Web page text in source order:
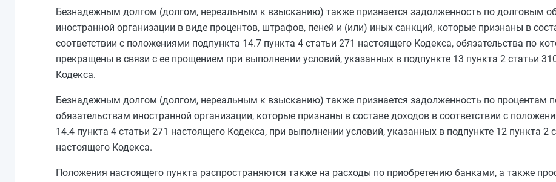
Безнадежным долгом (долгом, нереальным к взысканию) также признается задолженность по долговым
иностранной организации в виде процентов, штрафов, пеней и (или) иных санкций, которые признаны в
соответствии с положениями подпункта 14.7 пункта 4 статьи 271 настоящего Кодекса, обязательства по
прекращены в связи с ее прощением при выполнении условий, указанных в подпункте 13 пункта 2 статьи
Кодекса.
Безнадежным долгом (долгом, нереальным к взысканию) также признается задолженность по процентам
обязательствам иностранной организации, которые признаны в составе доходов в соответствии с
14.4 пункта 4 статьи 271 настоящего Кодекса, при выполнении условий, указанных в подпункте 12 пункта 2
настоящего Кодекса.
Положения настоящего пункта распространяются также на расходы по приобретению банками, а также